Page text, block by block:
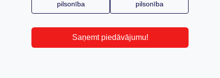
pilsonība
pilsonība
Saņemt piedāvājumu!